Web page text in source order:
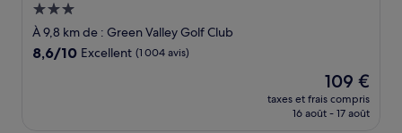
Hébergement
3.0 étoiles
À 9,8 km de : Green Valley Golf Club
8.6
8,6/10 Excellent (1 004 avis)
Le
nouveau
prix
109 €
taxes et frais compris
16 août - 17 août